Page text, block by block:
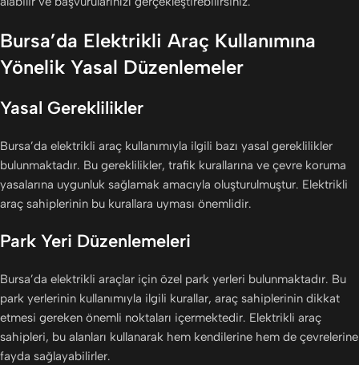
Bursa’da Elektrikli Araç Kullanımına
Yönelik Yasal Düzenlemeler
Yasal Gereklilikler
Bursa’da elektrikli araç kullanımıyla ilgili bazı yasal gereklilikler
bulunmaktadır. Bu gereklilikler, trafik kurallarına ve çevre koruma
yasalarına uygunluk sağlamak amacıyla oluşturulmuştur. Elektrikli
araç sahiplerinin bu kurallara uyması önemlidir.
Park Yeri Düzenlemeleri
Bursa’da elektrikli araçlar için özel park yerleri bulunmaktadır. Bu
park yerlerinin kullanımıyla ilgili kurallar, araç sahiplerinin dikkat
etmesi gereken önemli noktaları içermektedir. Elektrikli araç
sahipleri, bu alanları kullanarak hem kendilerine hem de çevrelerine
fayda sağlayabilirler.